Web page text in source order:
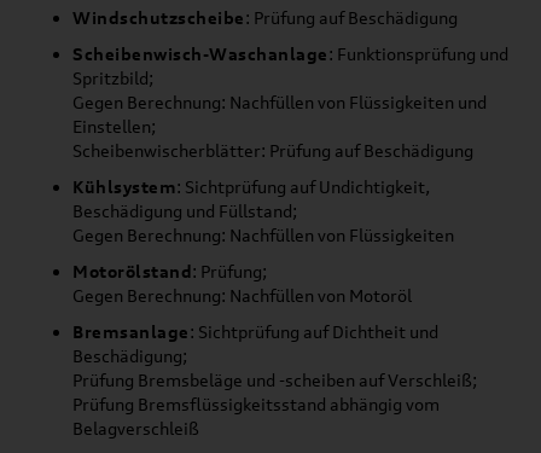
Windschutzscheibe: Prüfung auf Beschädigung
Scheibenwisch-Waschanlage: Funktionsprüfung und
Spritzbild;
Gegen Berechnung: Nachfüllen von Flüssigkeiten und
Einstellen;
Scheibenwischerblätter: Prüfung auf Beschädigung
Kühlsystem: Sichtprüfung auf Undichtigkeit,
Beschädigung und Füllstand;
Gegen Berechnung: Nachfüllen von Flüssigkeiten
Motorölstand: Prüfung;
Gegen Berechnung: Nachfüllen von Motoröl
Bremsanlage: Sichtprüfung auf Dichtheit und
Beschädigung;
Prüfung Bremsbeläge und -scheiben auf Verschleiß;
Prüfung Bremsflüssigkeitsstand abhängig vom
Belagverschleiß